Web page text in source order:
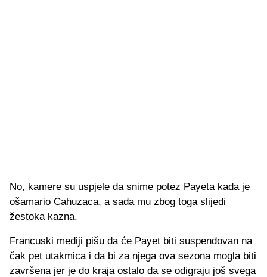
No, kamere su uspjele da snime potez Payeta kada je
ošamario Cahuzaca, a sada mu zbog toga slijedi
žestoka kazna.
Francuski mediji pišu da će Payet biti suspendovan na
čak pet utakmica i da bi za njega ova sezona mogla biti
završena jer je do kraja ostalo da se odigraju još svega